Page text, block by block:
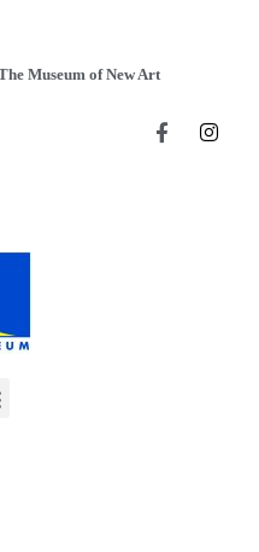
Museum of New Art